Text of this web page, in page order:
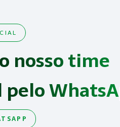
nosso time
pelo